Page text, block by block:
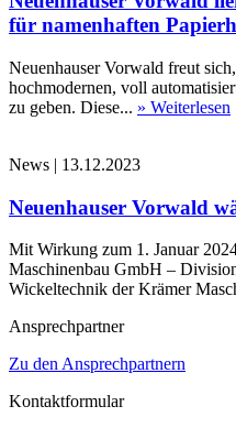
für namenhaften
Neuenhauser Vorwald freut
hochmodernen, voll
zu geben. Diese... » Weiterlesen
News | 13.12.2023
Neuenhauser Vorwald
Mit Wirkung zum 1. Januar
Maschinenbau GmbH –
Wickeltechnik der Krämer
Ansprechpartner
Zu den Ansprechpartnern
Kontaktformular